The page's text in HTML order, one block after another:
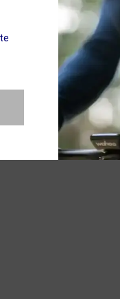
kleurstof (carotenen),